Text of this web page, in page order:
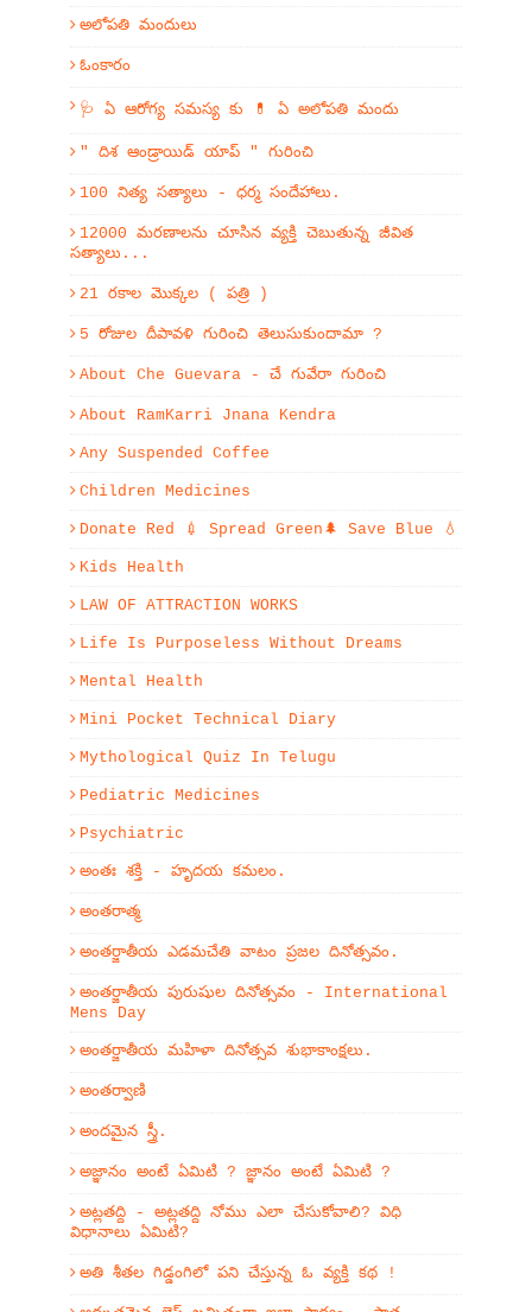
అలోపతి మందులు
ఓంకారం
🩺 ఏ ఆరోగ్య సమస్య కు 💊 ఏ అలోపతి మందు
" దిశ ఆండ్రాయిడ్ యాప్ " గురించి
100 నిత్య సత్యాలు - ధర్మ సందేహాలు.
12000 మరణాలను చూసిన వ్యక్తి చెబుతున్న జీవిత
సత్యాలు...
21 రకాల మొక్కల ( పత్రి )
5 రోజుల దీపావళి గురించి తెలుసుకుందామా ?
About Che Guevara - చే గువేరా గురించి
About RamKarri Jnana Kendra
Any Suspended Coffee
Children Medicines
Donate Red 💉 Spread Green🌲 Save Blue 💧
Kids Health
LAW OF ATTRACTION WORKS
Life Is Purposeless Without Dreams
Mental Health
Mini Pocket Technical Diary
Mythological Quiz In Telugu
Pediatric Medicines
Psychiatric
అంతః శక్తి - హృదయ కమలం.
అంతరాత్మ
అంతర్జాతీయ ఎడమచేతి వాటం ప్రజల దినోత్సవం.
అంతర్జాతీయ పురుషుల దినోత్సవం - International
Mens Day
అంతర్జాతీయ మహిళా దినోత్సవ శుభాకాంక్షలు.
అంతర్వాణి
అందమైన స్త్రీ.
అజ్ఞానం అంటే ఏమిటి ? జ్ఞానం అంటే ఏమిటి ?
అట్లతద్ది - అట్లతద్ది నోము ఎలా చేసుకోవాలి? విధి
విధానాలు ఏమిటి?
అతి శీతల గిడ్డంగిలో పని చేస్తున్న ఓ వ్యక్తి కథ !